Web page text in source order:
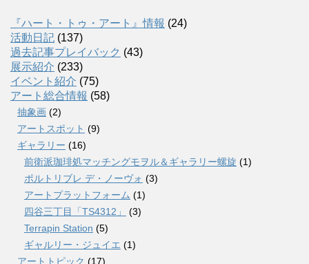
『ハート・トゥ・アート』情報 (24)
活動日記 (137)
過去記事プレイバック (43)
展示紹介 (233)
イベント紹介 (75)
アート総合情報 (58)
抽象画 (2)
アートスポット (9)
ギャラリー (16)
前衛派珈琲処マッチングモヲル＆ギャラリー螺旋 (1)
ポルトリブレ デ・ノーヴォ (3)
アートプラットフォーム (1)
四谷三丁目「TS4312」
(3)
Terrapin Station (5)
ギャルリー・ジュイエ (1)
アートトピック (17)